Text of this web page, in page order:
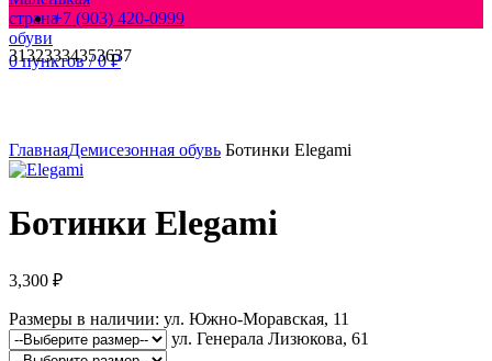
0пунктов / 0₽
+7 (903) 420-0999
31323334353637
ГлавнаяДемисезонная обувь Ботинки Elegami
Ботинки Elegami
3,300 ₽
Размеры в наличии: ул. Южно-Моравская, 11
ул. Генерала Лизюкова, 61